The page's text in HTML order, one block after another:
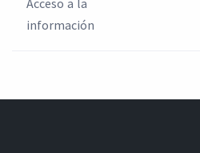
Acceso a la
información